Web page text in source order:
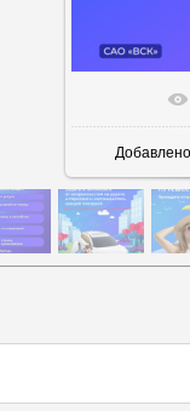
В
Добавлено